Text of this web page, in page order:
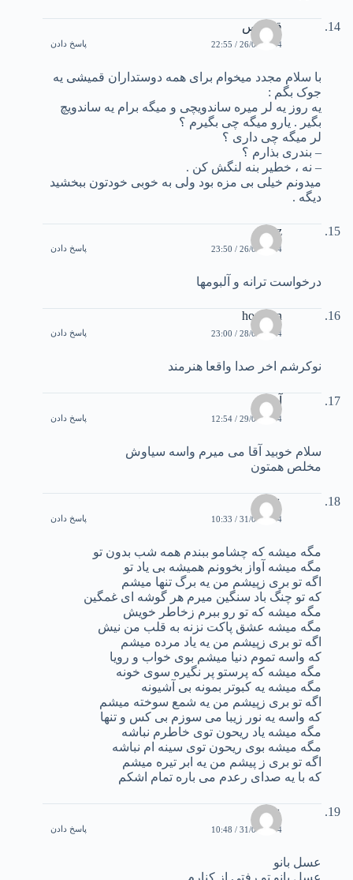
قیطاس
26/01/2004 / 22:55 پاسخ دادن
با سلام مجدد میخوام برای همه دوستداران قمیشی یه
جوک بگم :
یه روز یه لر میره ساندویچی و میگه برام یه ساندویچ
بگیر . یارو میگه چی بگیرم ؟
لر میگه چی داری ؟
– بندری بذارم ؟
– نه ، خطیر بنه لنگش کن .
میدونم خیلی بی مزه بود ولی به خوبی خودتون ببخشید
دیگه .
soz
26/01/2004 / 23:50 پاسخ دادن
درخواست ترانه و آلبومها
hooman
28/01/2004 / 23:00 پاسخ دادن
نوكرشم اخر صدا واقعا هنرمند
آرش
29/01/2004 / 12:54 پاسخ دادن
سلام خوبید آقا می میرم واسه سیاوش
مخلص همتون
علی
31/01/2004 / 10:33 پاسخ دادن
مگه میشه که چشامو ببندم همه شب بدون تو
مگه میشه آواز بخوونم همیشه بی یاد تو
اگه تو بری زپیشم من یه برگ تنها میشم
که تو چنگ باد سنگین میرم هر گوشه ای غمگین
مگه میشه که تو رو ببرم زخاطر خویش
مگه میشه عشق پاکت نزنه به قلب من نیش
اگه تو بری زپیشم من یه یاد مرده میشم
که واسه تموم دنیا میشم بوی خواب و رویا
مگه میشه که پرستو پر نگیره سوی خونه
مگه میشه یه کبوتر بمونه بی آشیونه
اگه تو بری زپیشم من یه شمع سوخته میشم
که واسه یه نور زیبا می سوزم بی کس و تنها
مگه میشه یاد ریحون توی خاطرم نباشه
مگه میشه بوی ریحون توی سینه ام نباشه
اگه تو بری ز پیشم من یه ابر تیره میشم
که با یه صدای رعدم می باره تمام اشکم
علی
31/01/2004 / 10:48 پاسخ دادن
عسل بانو